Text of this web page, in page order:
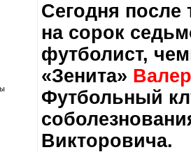
Сегодня после
на сорок
футболист,
«Зенита»
Футбольный
Викторовича.